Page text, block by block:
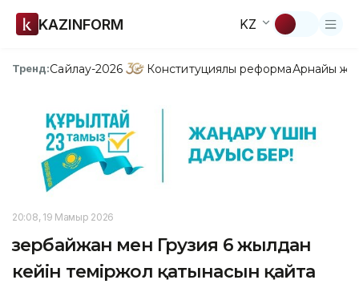
KAZINFORM KZ
Тренд:Сайлау-2026 Конституциялық реформаАрнайы
20:08, 19 Мамыр 2026
Әзербайжан мен Грузия 6 жылдан
кейін теміржол қатынасын қайта